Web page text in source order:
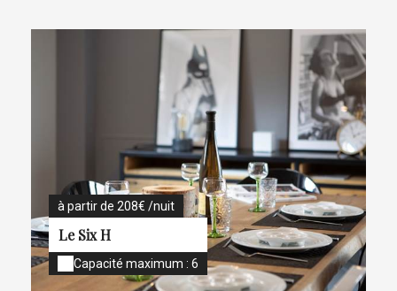
à partir de 208€ /nuit
Le Six H
Capacité maximum : 6